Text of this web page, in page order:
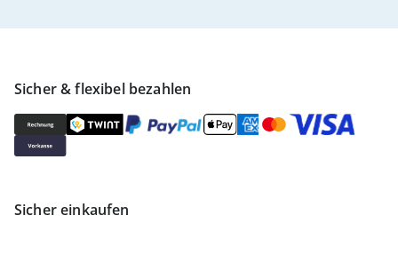
Sicher & flexibel bezahlen
Sicher einkaufen